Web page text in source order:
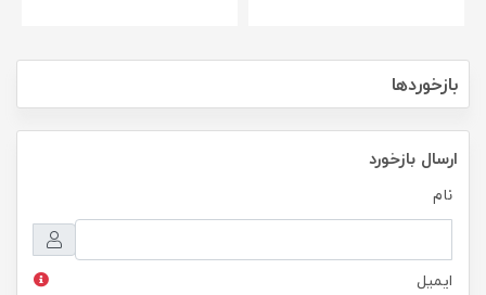
بازخوردها
ارسال بازخورد
نام
ایمیل